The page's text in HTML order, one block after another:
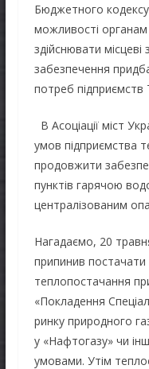
Бюджетного кодексу
можливості
здійснювати
забезпечення
потреб підприємств
В Асоціації міст
умов підприємства
продовжити
пунктів гарячою
централізованим
Нагадаємо, 20
припинив постачати
теплопостачання
«Покладення
ринку природного
у «Нафтогазу» чи
умовами. Утім